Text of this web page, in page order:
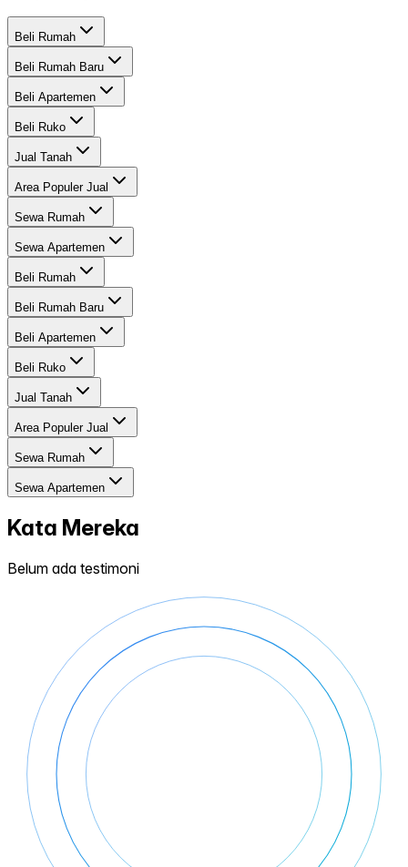
Beli Rumah
Beli Rumah Baru
Beli Apartemen
Beli Ruko
Jual Tanah
Area Populer Jual
Sewa Rumah
Sewa Apartemen
Beli Rumah
Beli Rumah Baru
Beli Apartemen
Beli Ruko
Jual Tanah
Area Populer Jual
Sewa Rumah
Sewa Apartemen
Kata Mereka
Belum ada testimoni